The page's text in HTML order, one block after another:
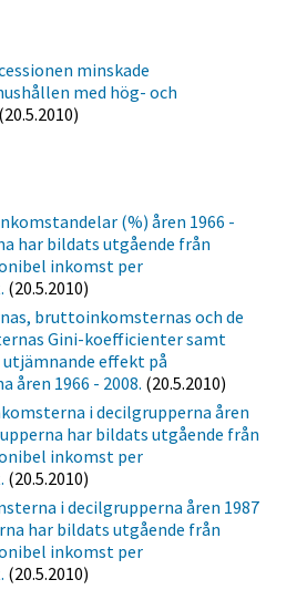
minskade
med hög- och
(20.5.2010)
(%) åren 1966 -
har bildats utgående från
inkomst per
(20.5.2010)
bruttoinkomsternas och de
Gini-koefficienter samt
effekt på
åren 1966 - 2008. (20.5.2010)
i decilgrupperna åren
har bildats utgående från
inkomst per
(20.5.2010)
i decilgrupperna åren 1987
har bildats utgående från
inkomst per
(20.5.2010)